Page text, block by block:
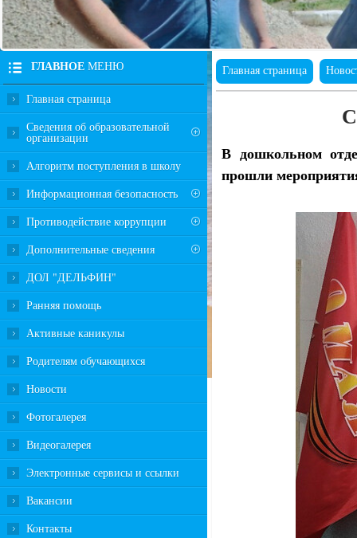
ГЛАВНОЕ МЕНЮ
Главная страница
Сведения об образовательной
организации
Алгоритм поступления в школу
Информационная безопасность
Противодействие коррупции
Дополнительные сведения
ДОЛ "ДЕЛЬФИН"
Ранняя помощь
Активные каникулы
Родителям обучающихся
Новости
Фотогалерея
Видеогалерея
Электронные сервисы и ссылки
Вакансии
Контакты
Главная страница
В дошкольном
прошли